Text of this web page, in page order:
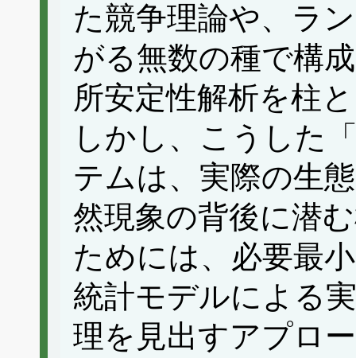
た競争理論や、ラ
がる無数の種で構
所安定性解析を柱
しかし、こうした
テムは、実際の生
然現象の背後に潜
ためには、必要最
統計モデルによる
理を見出すアプロ